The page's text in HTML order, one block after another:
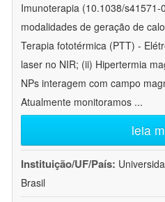
Imunoterapia (10.1038/
modalidades de geração de
Terapia fototérmica (PTT) -
laser no NIR; (ii) Hipertermia
NPs interagem com campo
Atualmente monitoramos ...
leia
Instituição/UF/País:
Brasil